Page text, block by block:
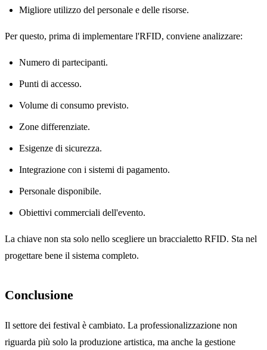
Migliore utilizzo del personale e delle risorse.
Per questo, prima di implementare l'RFID, conviene analizzare:
Numero di partecipanti.
Punti di accesso.
Volume di consumo previsto.
Zone differenziate.
Esigenze di sicurezza.
Integrazione con i sistemi di pagamento.
Personale disponibile.
Obiettivi commerciali dell'evento.
La chiave non sta solo nello scegliere un braccialetto RFID. Sta nel
progettare bene il sistema completo.
Conclusione
Il settore dei festival è cambiato. La professionalizzazione non
riguarda più solo la produzione artistica, ma anche la gestione